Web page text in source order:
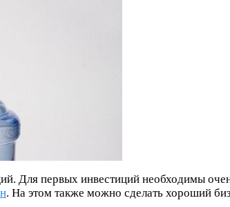
Для первых инвестиций необходимы
. На этом также можно сделать хороший